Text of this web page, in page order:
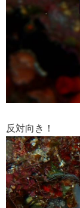
反対向き！